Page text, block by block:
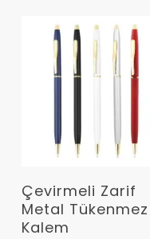
Devamını Oku
Çevirmeli Zarif
Metal Tükenmez
Kalem